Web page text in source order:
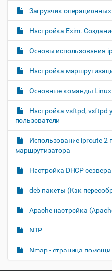
я
Загрузчик операционных
Настройка Exim.
Основы использования
Настройка
Основные команды Linux
Настройка vsftpd, vsftpd
пользователи
Использование iproute 2
маршрутизатора
Настройка DHCP
deb пакеты (Как
Apache настройка
NTP
Nmap - страница помощи.